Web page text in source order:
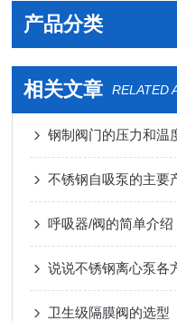
产品分类
相关文章 RELATED
钢制阀门的压力和温
不锈钢自吸泵的主要
呼吸器/阀的简单介绍
说说不锈钢离心泵各
卫生级隔膜阀的选型